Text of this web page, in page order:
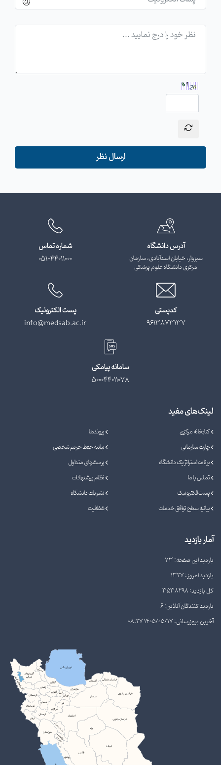
ارسال نظر
آدرس دانشگاه
سبزوار، خیابان اسدآبادی، سازمان
مرکزی دانشگاه علوم پزشکی
شماره تماس
051-44011000
کدپستی
9613873137
پست الکترونیک
info@medsab.ac.ir
سامانه پیامکی
500044011078
لینک‌های مفید
کتابخانه مرکزی
پیوندها
چارت سازمانی
بیانیه حفظ حریم شخصی
برنامه استراتژیک دانشگاه
پرسشهای متداول
تماس با ما
نظام پیشنهادات
پست الکترونیک
نشریات دانشگاه
بیانیه سطح توافق خدمات
شفافیت
آمار بازدید
بازدید این صفحه: 73
بازدید امروز: 1327
کل بازدید: 3538298
بازدید کنندگان آنلاین: 6
آخرین بروزرسانی: 1405/05/17 08:27